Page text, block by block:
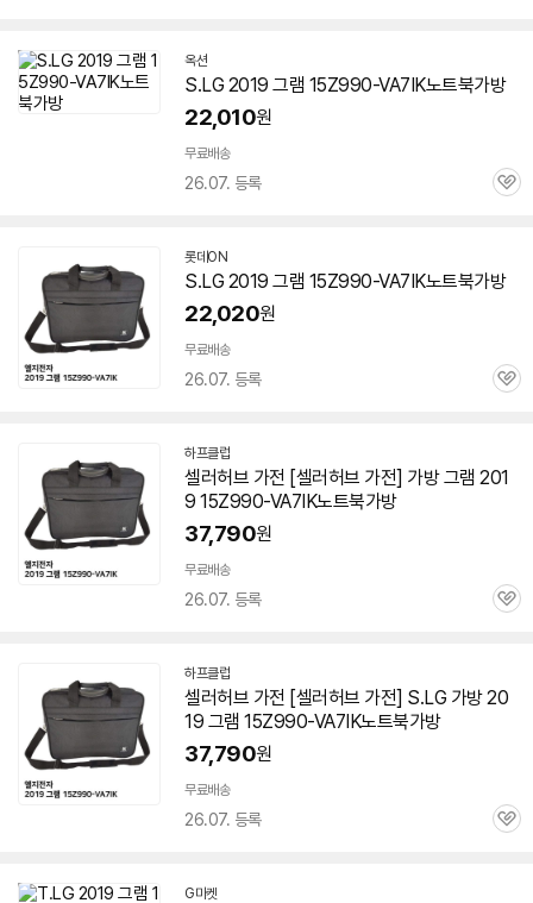
옥션
S.LG 2019 그램 15Z990-VA7IK노트북가방
22,010원
무료배송
26.07. 등록
관
롯데ON
S.LG 2019 그램 15Z990-VA7IK노트북가방
22,020원
무료배송
26.07. 등록
관
하프클럽
셀러허브 가전 [셀러허브 가전] 가방 그램 201
9 15Z990-VA7IK노트북가방
37,790원
무료배송
26.07. 등록
관
하프클럽
셀러허브 가전 [셀러허브 가전] S.LG 가방 20
19 그램 15Z990-VA7IK노트북가방
37,790원
무료배송
26.07. 등록
관
G마켓